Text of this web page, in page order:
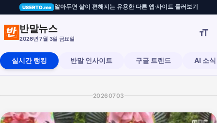
USERTO.me 알아두면 삶이 편해지는 유용한 다른 앱·사이트 둘러보기
친다" MBC 앵커의 촌철살인
반말뉴스
2026년 7월 3일 금요일 
실시간 랭킹 반말 인사이트 구글 트렌드 AI 소식
20260703